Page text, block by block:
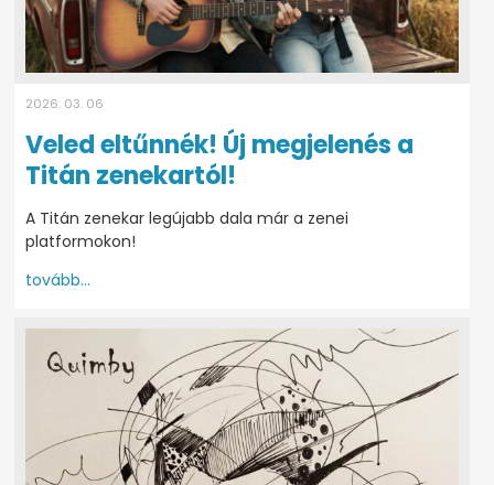
2026. 03. 06
Veled eltűnnék! Új megjelenés a
Titán zenekartól!
A Titán zenekar legújabb dala már a zenei
platformokon!
tovább...